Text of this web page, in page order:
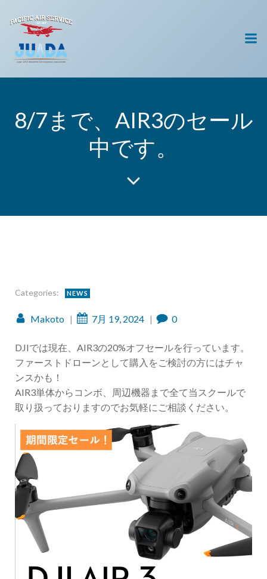
へ
ッ
8/7まで、AIR3のセール
中です。
Categories: NEWS
Makoto | 7月 19, 2024 | 0
DJIでは現在、AIR3の20%オフセールを行っています。
ファーストドローンとして購入をご検討の方にはチャ
ンスかも！
AIR3単体からコンボ、周辺機器まで全て当スクールで
取り扱っておりますのでお気軽にご相談ください。